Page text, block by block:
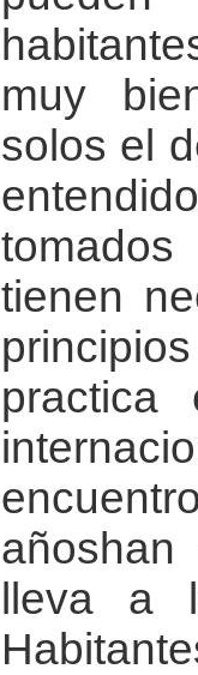
muy
solos el
tienen
lleva a